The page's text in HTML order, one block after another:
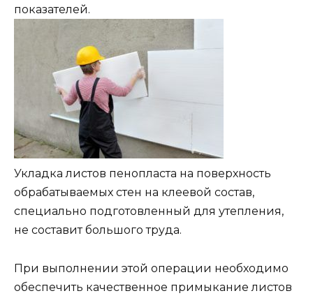
показателей.
Укладка листов пенопласта на поверхность
обрабатываемых стен на клеевой состав,
специально подготовленный для утепления,
не составит большого труда.
При выполнении этой операции необходимо
обеспечить качественное примыкание листов